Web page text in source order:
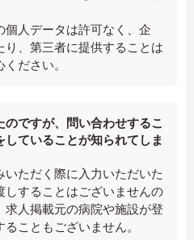
個人データは許可なく、企
、第三者に提供することは
ださい。
ですが、問い合わせするこ
していることが知られてしま
ただく際に入力いただいた
しすることはございませんの
求人掲載元の病院や施設が登
こともございません。